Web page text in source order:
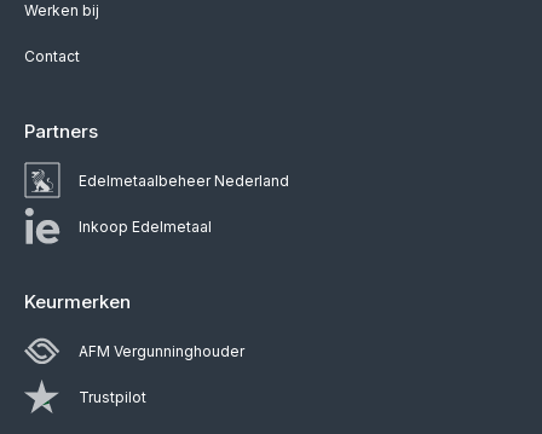
Werken bij
Contact
Partners
Edelmetaalbeheer Nederland
Inkoop Edelmetaal
Keurmerken
AFM Vergunninghouder
Trustpilot